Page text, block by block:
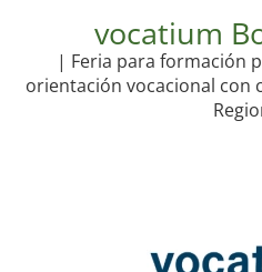
vocatium
| Feria para formación
orientación vocacional con
Sectores de proveedor de